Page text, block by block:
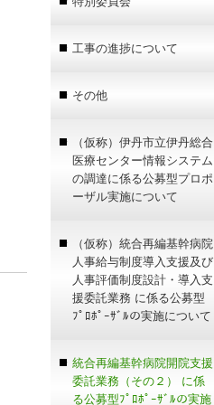
工事の進捗について
その他
（仮称）伊丹市立伊丹総合
医療センター情報システム
の調達に係る公募型プロポ
ーザル実施について
（仮称）統合再編基幹病院
人事給与制度導入支援及び
人事評価制度設計・導入支
援委託業務 に係る公募型
ﾌﾟﾛﾎﾟｰｻﾞﾙの実施について
統合再編基幹病院開院支援
委託業務（その２） に係
る公募型ﾌﾟﾛﾎﾟｰｻﾞﾙの実施